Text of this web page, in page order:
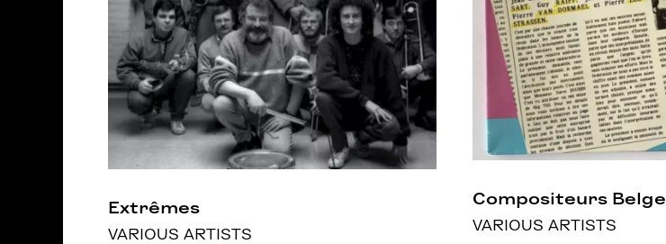
Extrêmes
VARIOUS ARTISTS
Compositeurs
VARIOUS ARTISTS